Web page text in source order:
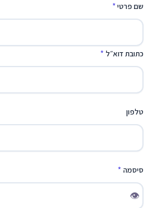
שם פרטי*
כתובת דוא״ל *
טלפון
סיסמה *
👁